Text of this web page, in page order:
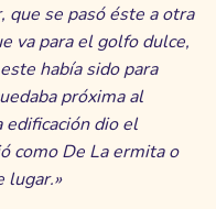
que se pasó éste a otra
va para el golfo dulce,
había sido para
próxima al
edificación dio el
como De La ermita o
lugar.»